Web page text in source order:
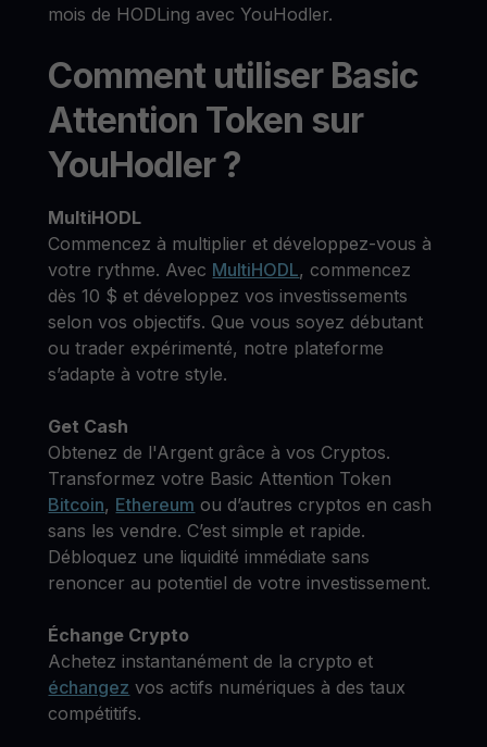
mois de HODLing avec YouHodler.
Comment utiliser Basic
Attention Token sur
YouHodler ?
MultiHODL
Commencez à multiplier et développez-vous à
votre rythme. Avec MultiHODL, commencez
dès 10 $ et développez vos investissements
selon vos objectifs. Que vous soyez débutant
ou trader expérimenté, notre plateforme
s’adapte à votre style.
Get Cash
Obtenez de l'Argent grâce à vos Cryptos.
Transformez votre Basic Attention Token
Bitcoin, Ethereum ou d’autres cryptos en cash
sans les vendre. C’est simple et rapide.
Débloquez une liquidité immédiate sans
renoncer au potentiel de votre investissement.
Échange Crypto
Achetez instantanément de la crypto et
échangez vos actifs numériques à des taux
compétitifs.